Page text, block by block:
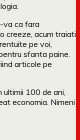
va ca fara
creeze, acum traiati
pe voi,
sfanta paine.
articole pe
ultimii 100 de ani,
economia. Nimeni